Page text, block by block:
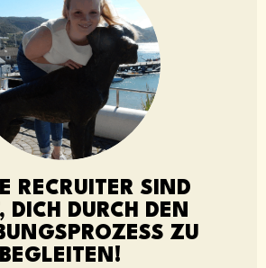
RECRUITER SIND
DICH DURCH DEN
ZU
BEGLEITEN!